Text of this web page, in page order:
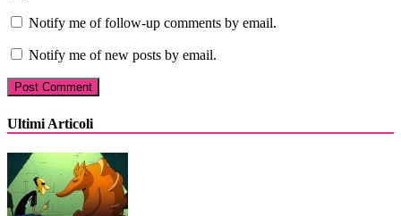
Notify me of follow-up comments by email.
Notify me of new posts by email.
Ultimi Articoli